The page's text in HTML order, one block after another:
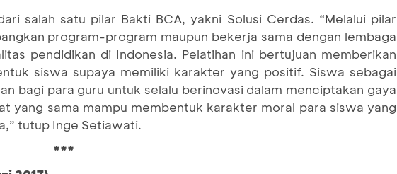
salah satu pilar Bakti BCA, yakni Solusi Cerdas. “Melalui pilar
program-program maupun bekerja sama dengan lembaga
pendidikan di Indonesia. Pelatihan ini bertujuan memberikan
siswa supaya memiliki karakter yang positif. Siswa sebagai
bagi para guru untuk selalu berinovasi dalam menciptakan gaya
yang sama mampu membentuk karakter moral para siswa yang
tutup Inge Setiawati.
***